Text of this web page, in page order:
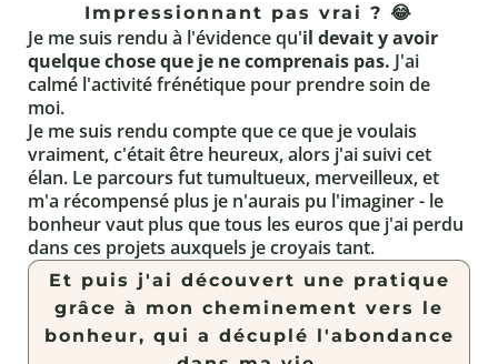
Impressionnant pas vrai ? 😂
Je me suis rendu à l'évidence qu'il devait y avoir
quelque chose que je ne comprenais pas. J'ai
calmé l'activité frénétique pour prendre soin de
moi.
Je me suis rendu compte que ce que je voulais
vraiment, c'était être heureux, alors j'ai suivi cet
élan. Le parcours fut tumultueux, merveilleux, et
m'a récompensé plus je n'aurais pu l'imaginer - le
bonheur vaut plus que tous les euros que j'ai perdu
dans ces projets auxquels je croyais tant.
Et puis j'ai découvert une pratique
grâce à mon cheminement vers le
bonheur, qui a décuplé l'abondance